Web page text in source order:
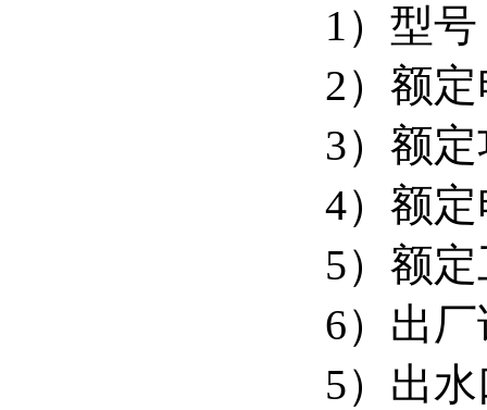
1）型
2）额
3）额
4）额
5）额
6）出
5）出